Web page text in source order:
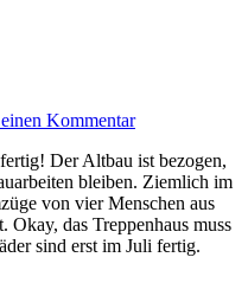
Kommentar
Der Altbau ist bezogen,
bleiben. Ziemlich im
von vier Menschen aus
Okay, das Treppenhaus muss
sind erst im Juli fertig.